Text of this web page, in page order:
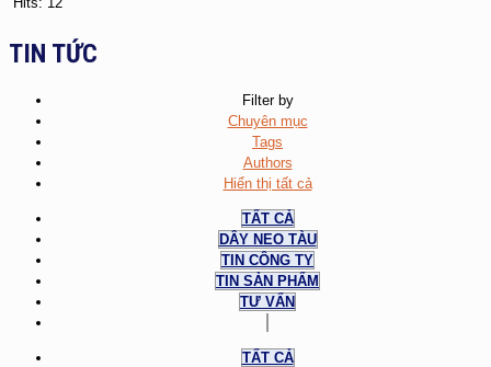
TIN TỨC
Filter by
Chuyên mục
Tags
Authors
Hiển thị tất cả
TẤT CẢ
DÂY NEO TÀU
TIN CÔNG TY
TIN SẢN PHẨM
TƯ VẤN
TẤT CẢ